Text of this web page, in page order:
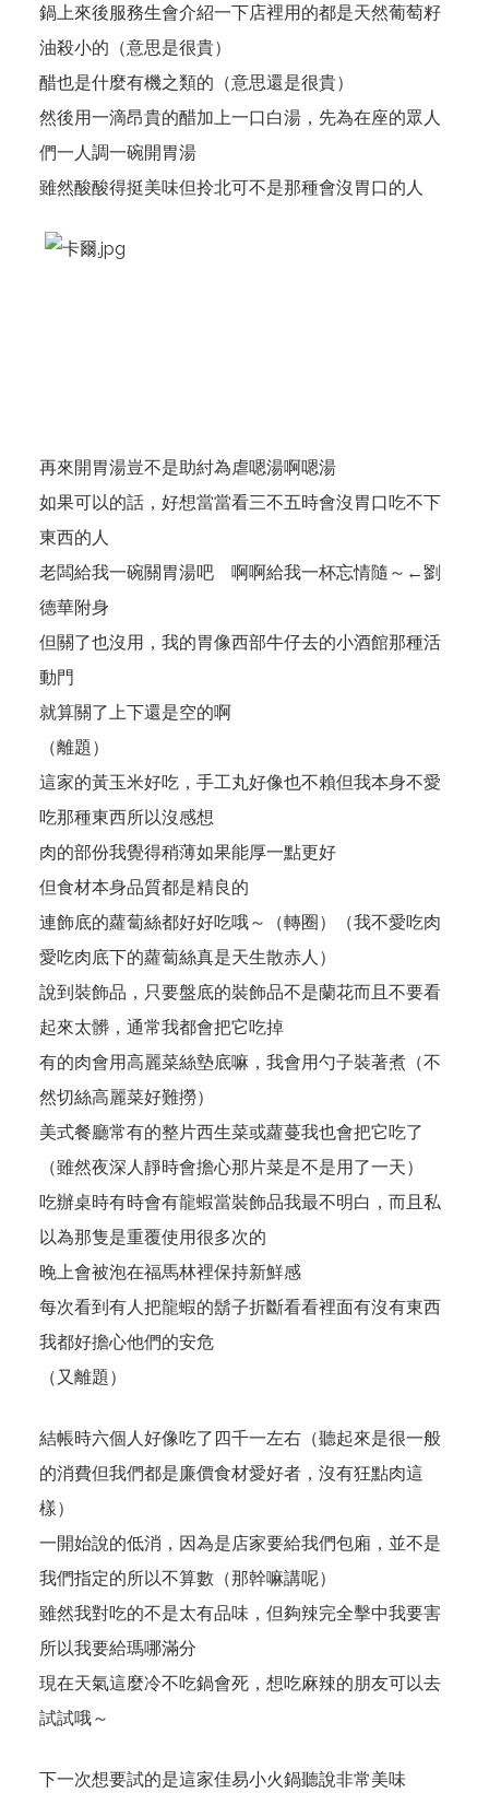
鍋上來後服務生會介紹一下店裡用的都是天然葡萄籽
油殺小的（意思是很貴）
醋也是什麼有機之類的（意思還是很貴）
然後用一滴昂貴的醋加上一口白湯，先為在座的眾人
們一人調一碗開胃湯
雖然酸酸得挺美味但拎北可不是那種會沒胃口的人
再來開胃湯豈不是助紂為虐嗯湯啊嗯湯
如果可以的話，好想當當看三不五時會沒胃口吃不下
東西的人
老闆給我一碗關胃湯吧 啊啊給我一杯忘情隨～←劉
德華附身
但關了也沒用，我的胃像西部牛仔去的小酒館那種活
動門
就算關了上下還是空的啊
（離題）
這家的黃玉米好吃，手工丸好像也不賴但我本身不愛
吃那種東西所以沒感想
肉的部份我覺得稍薄如果能厚一點更好
但食材本身品質都是精良的
連飾底的蘿蔔絲都好好吃哦～（轉圈）（我不愛吃肉
愛吃肉底下的蘿蔔絲真是天生散赤人）
說到裝飾品，只要盤底的裝飾品不是蘭花而且不要看
起來太髒，通常我都會把它吃掉
有的肉會用高麗菜絲墊底嘛，我會用勺子裝著煮（不
然切絲高麗菜好難撈）
美式餐廳常有的整片西生菜或蘿蔓我也會把它吃了
（雖然夜深人靜時會擔心那片菜是不是用了一天）
吃辦桌時有時會有龍蝦當裝飾品我最不明白，而且私
以為那隻是重覆使用很多次的
晚上會被泡在福馬林裡保持新鮮感
每次看到有人把龍蝦的鬍子折斷看看裡面有沒有東西
我都好擔心他們的安危
（又離題）
結帳時六個人好像吃了四千一左右（聽起來是很一般
的消費但我們都是廉價食材愛好者，沒有狂點肉這
樣）
一開始說的低消，因為是店家要給我們包廂，並不是
我們指定的所以不算數（那幹嘛講呢）
雖然我對吃的不是太有品味，但夠辣完全擊中我要害
所以我要給瑪哪滿分
現在天氣這麼冷不吃鍋會死，想吃麻辣的朋友可以去
試試哦～
下一次想要試的是這家佳易小火鍋聽說非常美味